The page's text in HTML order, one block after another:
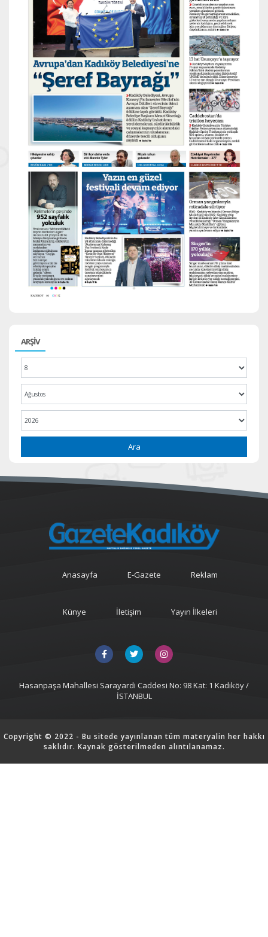
ARŞİV
Ara
Anasayfa E-Gazete Reklam
Künye İletişim Yayın İlkeleri
Hasanpaşa Mahallesi Sarayardi Caddesi No: 98 Kat: 1 Kadıköy /
İSTANBUL
Copyright © 2022 - Bu sitede yayınlanan tüm materyalin her hakkı
saklıdır. Kaynak gösterilmeden alıntılanamaz.